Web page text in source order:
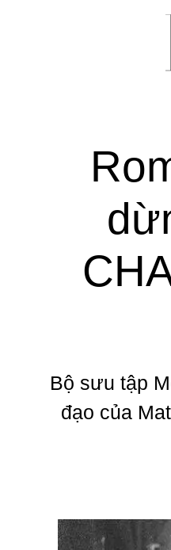
Bộ sưu tập
đạo của